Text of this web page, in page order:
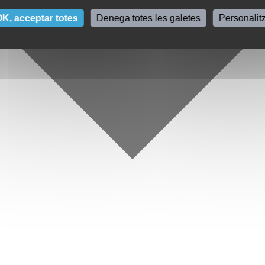
acceptar totes Denega totes les galetes